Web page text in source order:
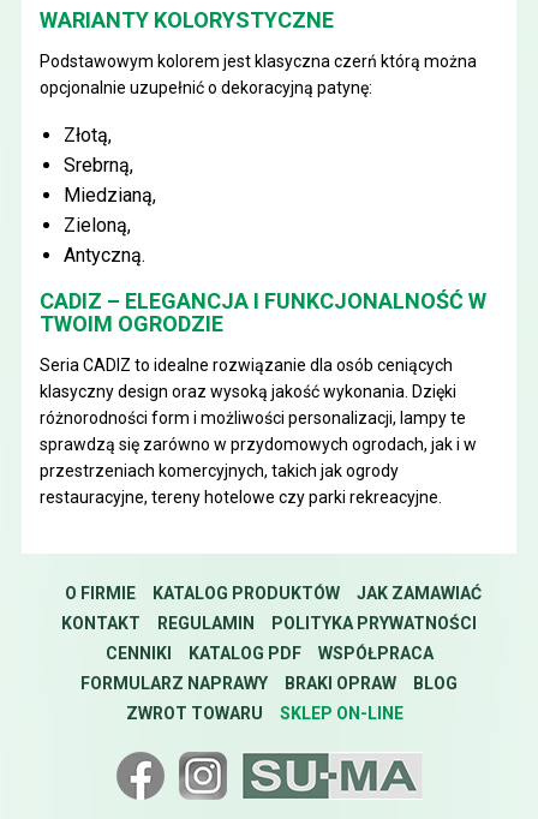
WARIANTY KOLORYSTYCZNE
Podstawowym kolorem jest klasyczna czerń którą można
opcjonalnie uzupełnić o dekoracyjną patynę:
Złotą,
Srebrną,
Miedzianą,
Zieloną,
Antyczną.
CADIZ – ELEGANCJA I FUNKCJONALNOŚĆ W
TWOIM OGRODZIE
Seria CADIZ to idealne rozwiązanie dla osób ceniących
klasyczny design oraz wysoką jakość wykonania. Dzięki
różnorodności form i możliwości personalizacji, lampy te
sprawdzą się zarówno w przydomowych ogrodach, jak i w
przestrzeniach komercyjnych, takich jak ogrody
restauracyjne, tereny hotelowe czy parki rekreacyjne.
O FIRMIE KATALOG PRODUKTÓW
JAK ZAMAWIAĆ
KONTAKT
REGULAMIN
POLITYKA PRYWATNOŚCI
CENNIKI
KATALOG PDF
WSPÓŁPRACA
FORMULARZ NAPRAWY
BRAKI OPRAW
BLOG
ZWROT TOWARU
SKLEP ON-LINE